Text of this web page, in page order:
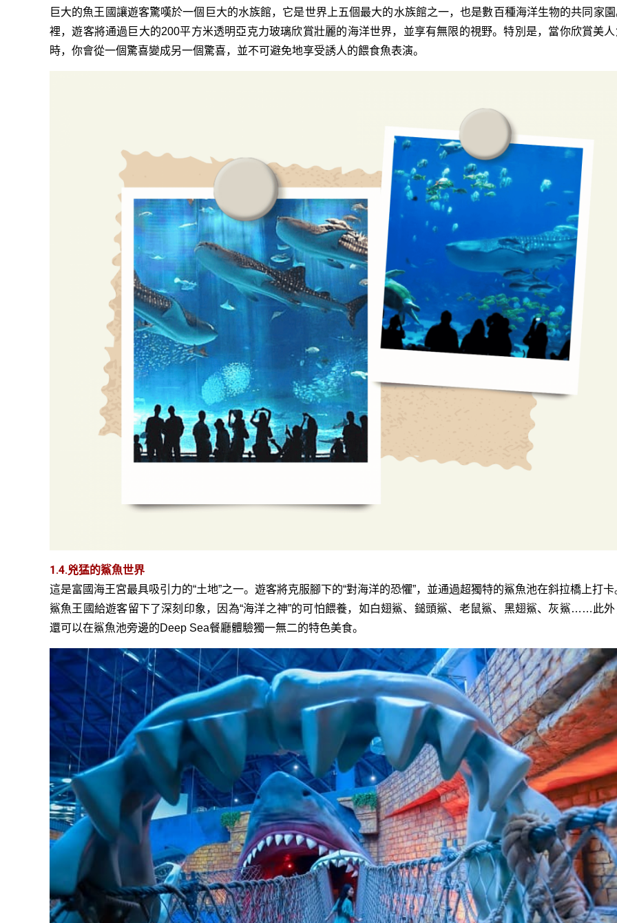
巨大的魚王國讓遊客驚嘆於一個巨大的水族館，它是世界上五個最大的水族館之一，也是數百種海洋生物的共同家
裡，遊客將通過巨大的200平方米透明亞克力玻璃欣賞壯麗的海洋世界，並享有無限的視野。特別是，當你欣賞美
時，你會從一個驚喜變成另一個驚喜，並不可避免地享受誘人的餵食魚表演。
1.4.兇猛的鯊魚世界
這是富國海王宮最具吸引力的“土地”之一。遊客將克服腳下的“對海洋的恐懼”，並通過超獨特的鯊魚池在斜拉橋上打卡
鯊魚王國給遊客留下了深刻印象，因為“海洋之神”的可怕餵養，如白翅鯊、鎚頭鯊、老鼠鯊、黑翅鯊、灰鯊……此
還可以在鯊魚池旁邊的Deep Sea餐廳體驗獨一無二的特色美食。